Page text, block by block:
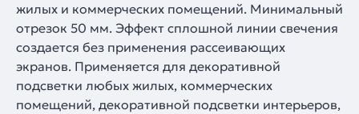
жилых и коммерческих помещений. Минимальный
отрезок 50 мм. Эффект сплошной линии свечения
создается без применения рассеивающих
экранов. Применяется для декоративной
подсветки любых жилых, коммерческих
помещений, декоративной подсветки интерьеров,